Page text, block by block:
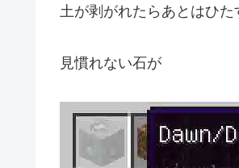
土が剥がれたらあとはひた
見慣れない石が